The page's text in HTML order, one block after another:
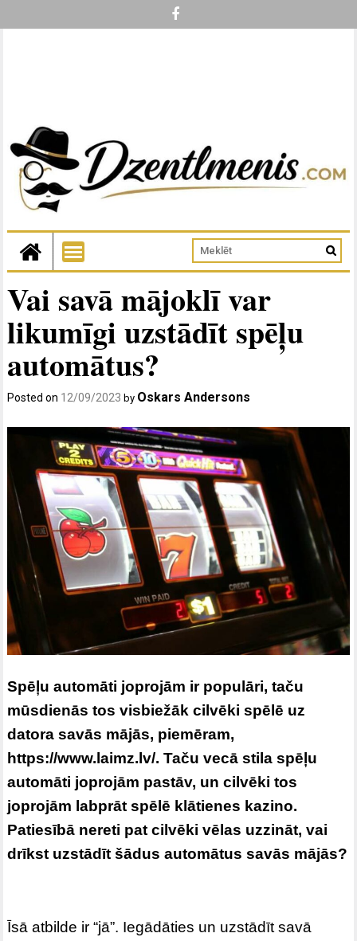
Vai savā mājoklī var
likumīgi uzstādīt spēļu
automātus?
Posted on 12/09/2023 by Oskars Andersons
Spēļu automāti joprojām ir populāri, taču
mūsdienās tos visbiežāk cilvēki spēlē uz
datora savās mājās, piemēram,
https://www.laimz.lv/. Taču vecā stila spēļu
automāti joprojām pastāv, un cilvēki tos
joprojām labprāt spēlē klātienes kazino.
Patiesībā nereti pat cilvēki vēlas uzzināt, vai
drīkst uzstādīt šādus automātus savās mājās?
Īsā atbilde ir “jā”. Iegādāties un uzstādīt savā